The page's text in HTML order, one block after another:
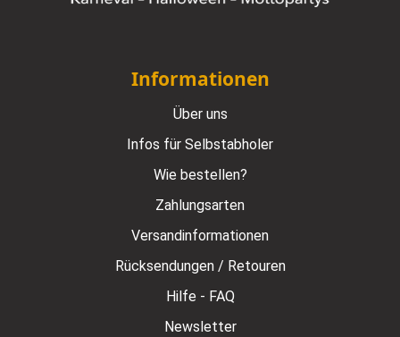
Informationen
Über uns
Infos für Selbstabholer
Wie bestellen?
Zahlungsarten
Versandinformationen
Rücksendungen / Retouren
Hilfe - FAQ
Newsletter